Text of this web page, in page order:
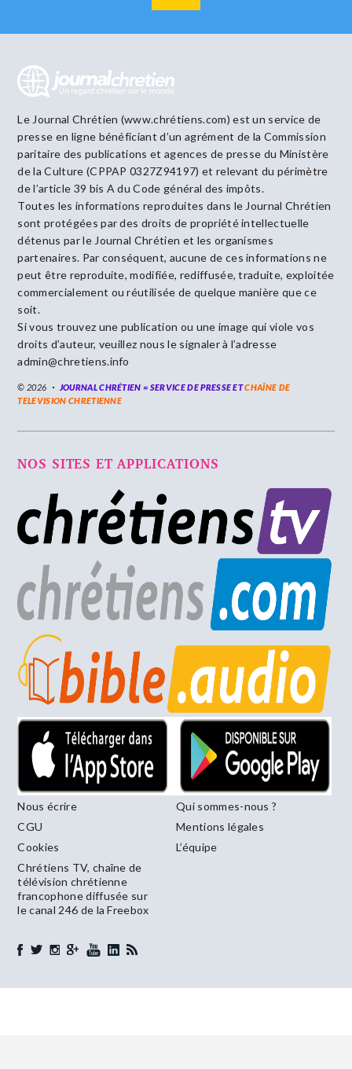
Le Journal Chrétien (www.chrétiens.com) est un service de
presse en ligne bénéficiant d’un agrément de la Commission
paritaire des publications et agences de presse du Ministère
de la Culture (CPPAP 0327Z94197) et relevant du périmètre
de l’article 39 bis A du Code général des impôts.
Toutes les informations reproduites dans le Journal Chrétien
sont protégées par des droits de propriété intellectuelle
détenus par le Journal Chrétien et les organismes
partenaires. Par conséquent, aucune de ces informations ne
peut être reproduite, modifiée, rediffusée, traduite, exploitée
commercialement ou réutilisée de quelque manière que ce
soit.
Si vous trouvez une publication ou une image qui viole vos
droits d’auteur, veuillez nous le signaler à l’adresse
admin@chretiens.info
© 2026 JOURNAL CHRÉTIEN = SERVICE DE PRESSE ETCHAÎNE DE
TELEVISION CHRETIENNE
NOS SITES ET APPLICATIONS
Nous écrire
Qui sommes-nous ?
CGU
Mentions légales
Cookies
L’équipe
Chrétiens TV, chaîne de
télévision chrétienne
francophone diffusée sur
le canal 246 de la Freebox